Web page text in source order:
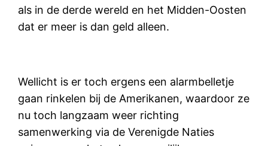
als in de derde wereld en het Midden-Oosten
dat er meer is dan geld alleen.
Wellicht is er toch ergens een alarmbelletje
gaan rinkelen bij de Amerikanen, waardoor ze
nu toch langzaam weer richting
samenwerking via de Verenigde Naties